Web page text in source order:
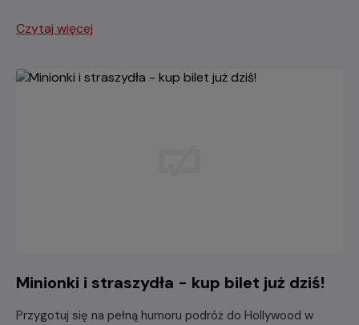
Czytaj więcej
Minionki i straszydła - kup bilet już dziś!
Przygotuj się na pełną humoru podróż do Hollywood w